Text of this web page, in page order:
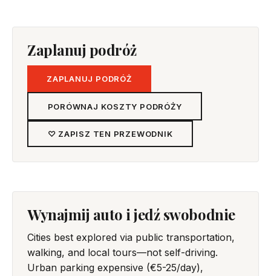
Zaplanuj podróż
ZAPLANUJ PODRÓŻ
PORÓWNAJ KOSZTY PODRÓŻY
♡ ZAPISZ TEN PRZEWODNIK
Wynajmij auto i jedź swobodnie
Cities best explored via public transportation,
walking, and local tours—not self-driving.
Urban parking expensive (€5-25/day),